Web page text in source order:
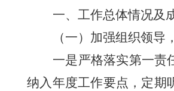
一、 工作总体情况及
（一）加强组织领导
一是严格落实第一责
纳入年度工作要点，定期